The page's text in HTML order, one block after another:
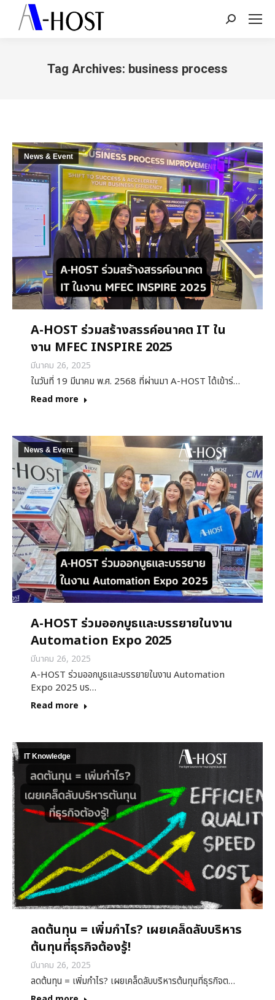
Search:
Tag Archives: business process
News & Event
A-HOST ร่วมสร้างสรรค์อนาคต IT ใน
งาน MFEC INSPIRE 2025
มีนาคม 26, 2025
ในวันที่ 19 มีนาคม พ.ศ. 2568 ที่ผ่านมา A-HOST ได้เข้าร่…
Read more
News & Event
A-HOST ร่วมออกบูธและบรรยายในงาน
Automation Expo 2025
มีนาคม 26, 2025
A-HOST ร่วมออกบูธและบรรยายในงาน Automation
Expo 2025 บร…
Read more
IT Knowledge
ลดต้นทุน = เพิ่มกำไร? เผยเคล็ดลับบริหาร
ต้นทุนที่ธุรกิจต้องรู้!
มีนาคม 26, 2025
ลดต้นทุน = เพิ่มกำไร? เผยเคล็ดลับบริหารต้นทุนที่ธุรกิจต…